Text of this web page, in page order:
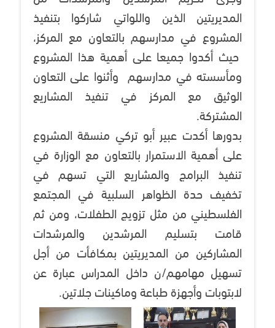
المديريتين الذين واللواتي شاركوا بتنفيذ
المشروع في مدارسهم بالتعاون مع المركز،
حيث أكدوا جميعا على أهمية هذا المشروع
ومأسسته في مدارسهم وأثنوا على التعاون
الوثيق مع المركز في تنفيذ المشاريع
المشتركة.
بدورها أكدت عبير أبو تركي منسقة المشروع
على أهمية الاستمرار بالتعاون مع الوزارة في
تنفيذ البرامج والمشاريع التي تسهم في
تخفيف حدة الظواهر السلبية في المجتمع
الفلسطيني من مثل تزويج الطفلات، ومن ثم
قامت بتسليم المرشدين والمرشدات
المشاركين من المديريتين بمكافأت من أجل
تسهيل مهامهم/ن داخل المدراس عبارة عن
لابتوبات وأجهزة طباعة وماكينات جلاتين.